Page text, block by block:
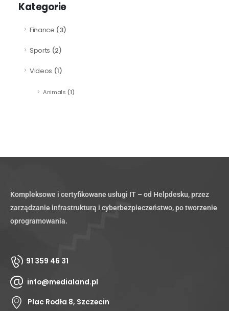
Kategorie
Finance (3)
Sports (2)
Videos (1)
Animals (1)
Kompleksowe i certyfikowane usługi IT – od Helpdesku, przez
zarządzanie infrastrukturą i cyberbezpieczeństwo, po tworzenie
oprogramowania.
91 359 46 31
info@medialand.pl
Plac Rodła 8, Szczecin